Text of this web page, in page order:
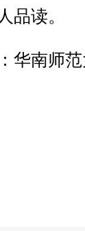
品读。
南师范